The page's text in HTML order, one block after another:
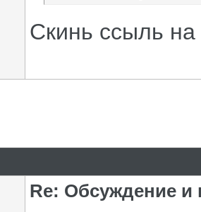
Скинь ссыль
Re: Обсуждение